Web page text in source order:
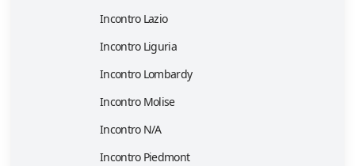
Incontro Lazio
Incontro Liguria
Incontro Lombardy
Incontro Molise
Incontro N/A
Incontro Piedmont